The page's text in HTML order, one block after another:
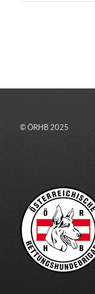
© ÖRHB 2025